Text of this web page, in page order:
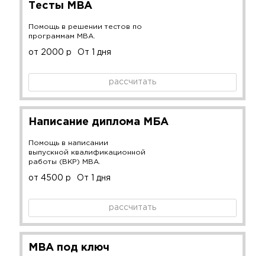
Тесты MBA
Помощь в решении тестов по
программам MBA.
от 2000 р От 1 дня
рассчитать
Написание диплома МБА
Помощь в написании
выпускной квалификационной
работы (ВКР) MBA.
от 4500 р От 1 дня
рассчитать
MBA под ключ